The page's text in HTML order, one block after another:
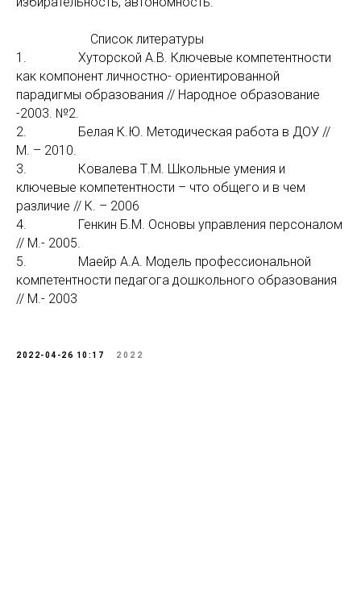
Список литературы
1. Хуторской А.В. Ключевые компетентности
как компонент личностно- ориентированной
парадигмы образования // Народное образование
-2003. №2.
2. Белая К.Ю. Методическая работа в ДОУ //
М. – 2010.
3. Ковалева Т.М. Школьные умения и
ключевые компетентности – что общего и в чем
различие // К. – 2006
4. Генкин Б.М. Основы управления персоналом
// М.- 2005.
5. Маейр А.А. Модель профессиональной
компетентности педагога дошкольного образования
// М.- 2003
2022-04-26 10:17 2022